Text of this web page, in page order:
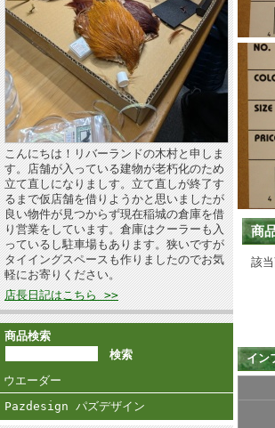
こんにちは！リバーランドの木村と申しま
す。店舗が入っている建物が老朽化のため
立て直しになりましす。立て直しが終了す
るまで仮店舗を借りようかと思いましたが
良い物件が見つからず現在稲城の倉庫を借
り営業をしています。倉庫はクーラーも入
っているし駐車場もあります。狭いですが
タイイングスペースも作りましたのでお気
軽にお寄りください。
店長日記はこちら >>
商品検索
ウエーダー
Pazdesign パズデザイン
商
該
イン